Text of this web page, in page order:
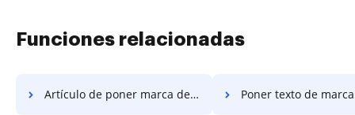
Funciones relacionadas
Artículo de poner marca de agua Poner texto de marca